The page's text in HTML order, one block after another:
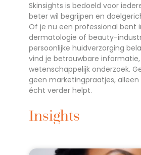
Skinsights is bedoeld voor
beter wil begrijpen en
Of je nu een professional bent
dermatologie of beauty-
persoonlijke huidverzorging
vind je betrouwbare
wetenschappelijk onderzoek.
geen marketingpraatjes, alleen
écht verder helpt.
Insights